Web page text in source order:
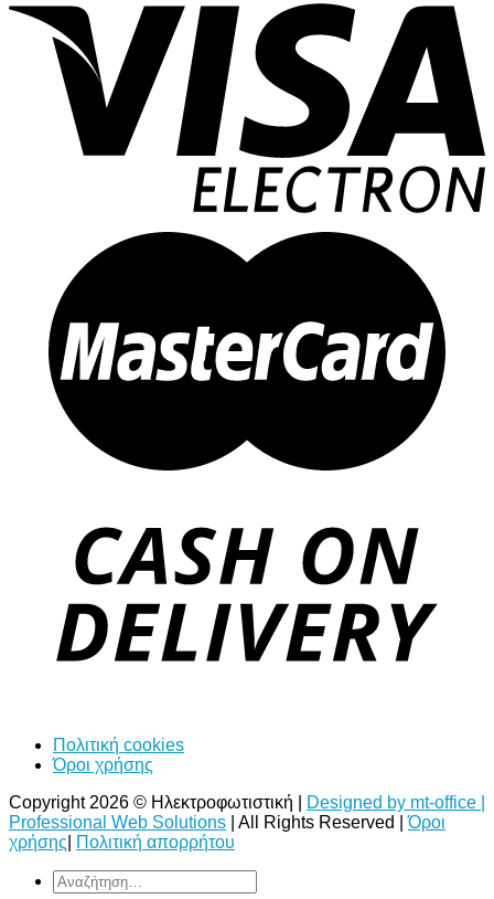
Πολιτική cookies
Όροι χρήσης
Copyright 2026 © Ηλεκτροφωτιστική |
Designed by mt-office |
Professional Web Solutions | All Rights Reserved |Όροι
χρήσης
Πολιτική απορρήτου
Αναζήτηση